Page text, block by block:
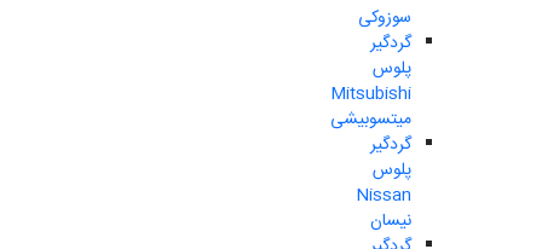
سوزوکی
گردگیر
پلوس
Mitsubishi
میتسوبیشی
گردگیر
پلوس
Nissan
نیسان